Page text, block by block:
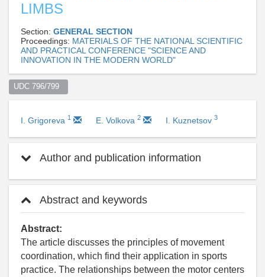
LIMBS
Section: GENERAL SECTION
Proceedings: MATERIALS OF THE NATIONAL SCIENTIFIC
AND PRACTICAL CONFERENCE "SCIENCE AND
INNOVATION IN THE MODERN WORLD"
UDC 796/799
I. Grigoreva 1 E. Volkova 2 I. Kuznetsov 3
Author and publication information
Abstract and keywords
Abstract:
The article discusses the principles of movement
coordination, which find their application in sports
practice. The relationships between the motor centers